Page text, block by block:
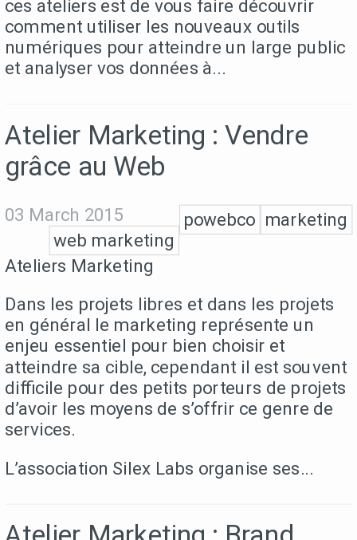
ces ateliers est de vous faire découvrir
comment utiliser les nouveaux outils
numériques pour atteindre un large public
et analyser vos données à...
Atelier Marketing : Vendre
grâce au Web
03 March 2015 marketing
powebco
web marketing
Ateliers Marketing
Dans les projets libres et dans les projets
en général le marketing représente un
enjeu essentiel pour bien choisir et
atteindre sa cible, cependant il est souvent
difficile pour des petits porteurs de projets
d’avoir les moyens de s’offrir ce genre de
services.
L’association Silex Labs organise ses...